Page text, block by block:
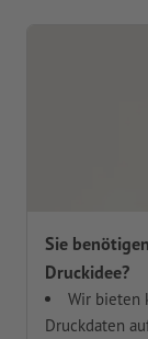
Sie
Druckidee?
Wir bieten
Druckdaten